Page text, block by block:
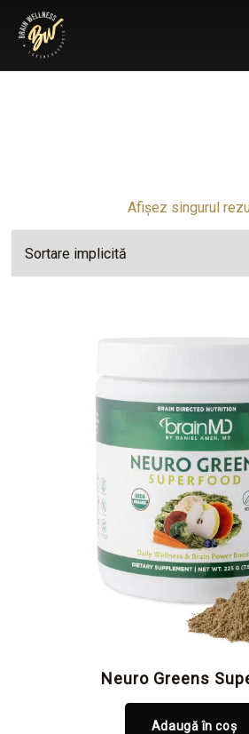
Afișez singurul
Neuro Greens
Adaugă în coș